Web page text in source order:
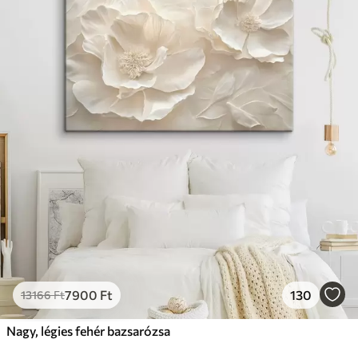
13166Ft7900 Ft 130
Nagy, légies fehér bazsarózsa